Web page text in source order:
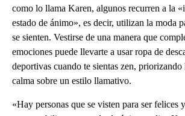
como lo llama Karen, algunos recurren a la
estado de ánimo», es decir, utilizan la moda
se sienten. Vestirse de una manera que
emociones puede llevarte a usar ropa de
deportivas cuando te sientas zen,
calma sobre un estilo llamativo.
«Hay personas que se visten para ser felices